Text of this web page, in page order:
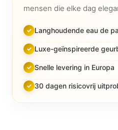
mensen die elke dag
Langhoudende eau de
Luxe-geïnspireerde
Snelle levering in Europa
30 dagen risicovrij